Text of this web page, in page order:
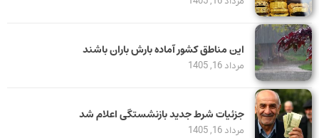
این مناطق کشور آماده بارش باران باشند
مرداد 16, 1405
جزئیات شرط جدید بازنشستگی اعلام شد
مرداد 16, 1405